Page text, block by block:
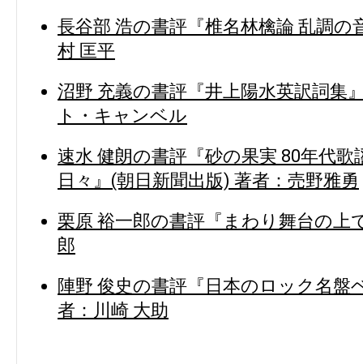
長谷部 浩の書評『椎名林檎論 乱調の
村 匡平
沼野 充義の書評『井上陽水英訳詞集
ト・キャンベル
速水 健朗の書評『砂の果実 80年代歌
日々』(朝日新聞出版) 著者：売野雅勇
栗原 裕一郎の書評『まわり舞台の上
郎
陣野 俊史の書評『日本のロック名盤
者：川崎 大助